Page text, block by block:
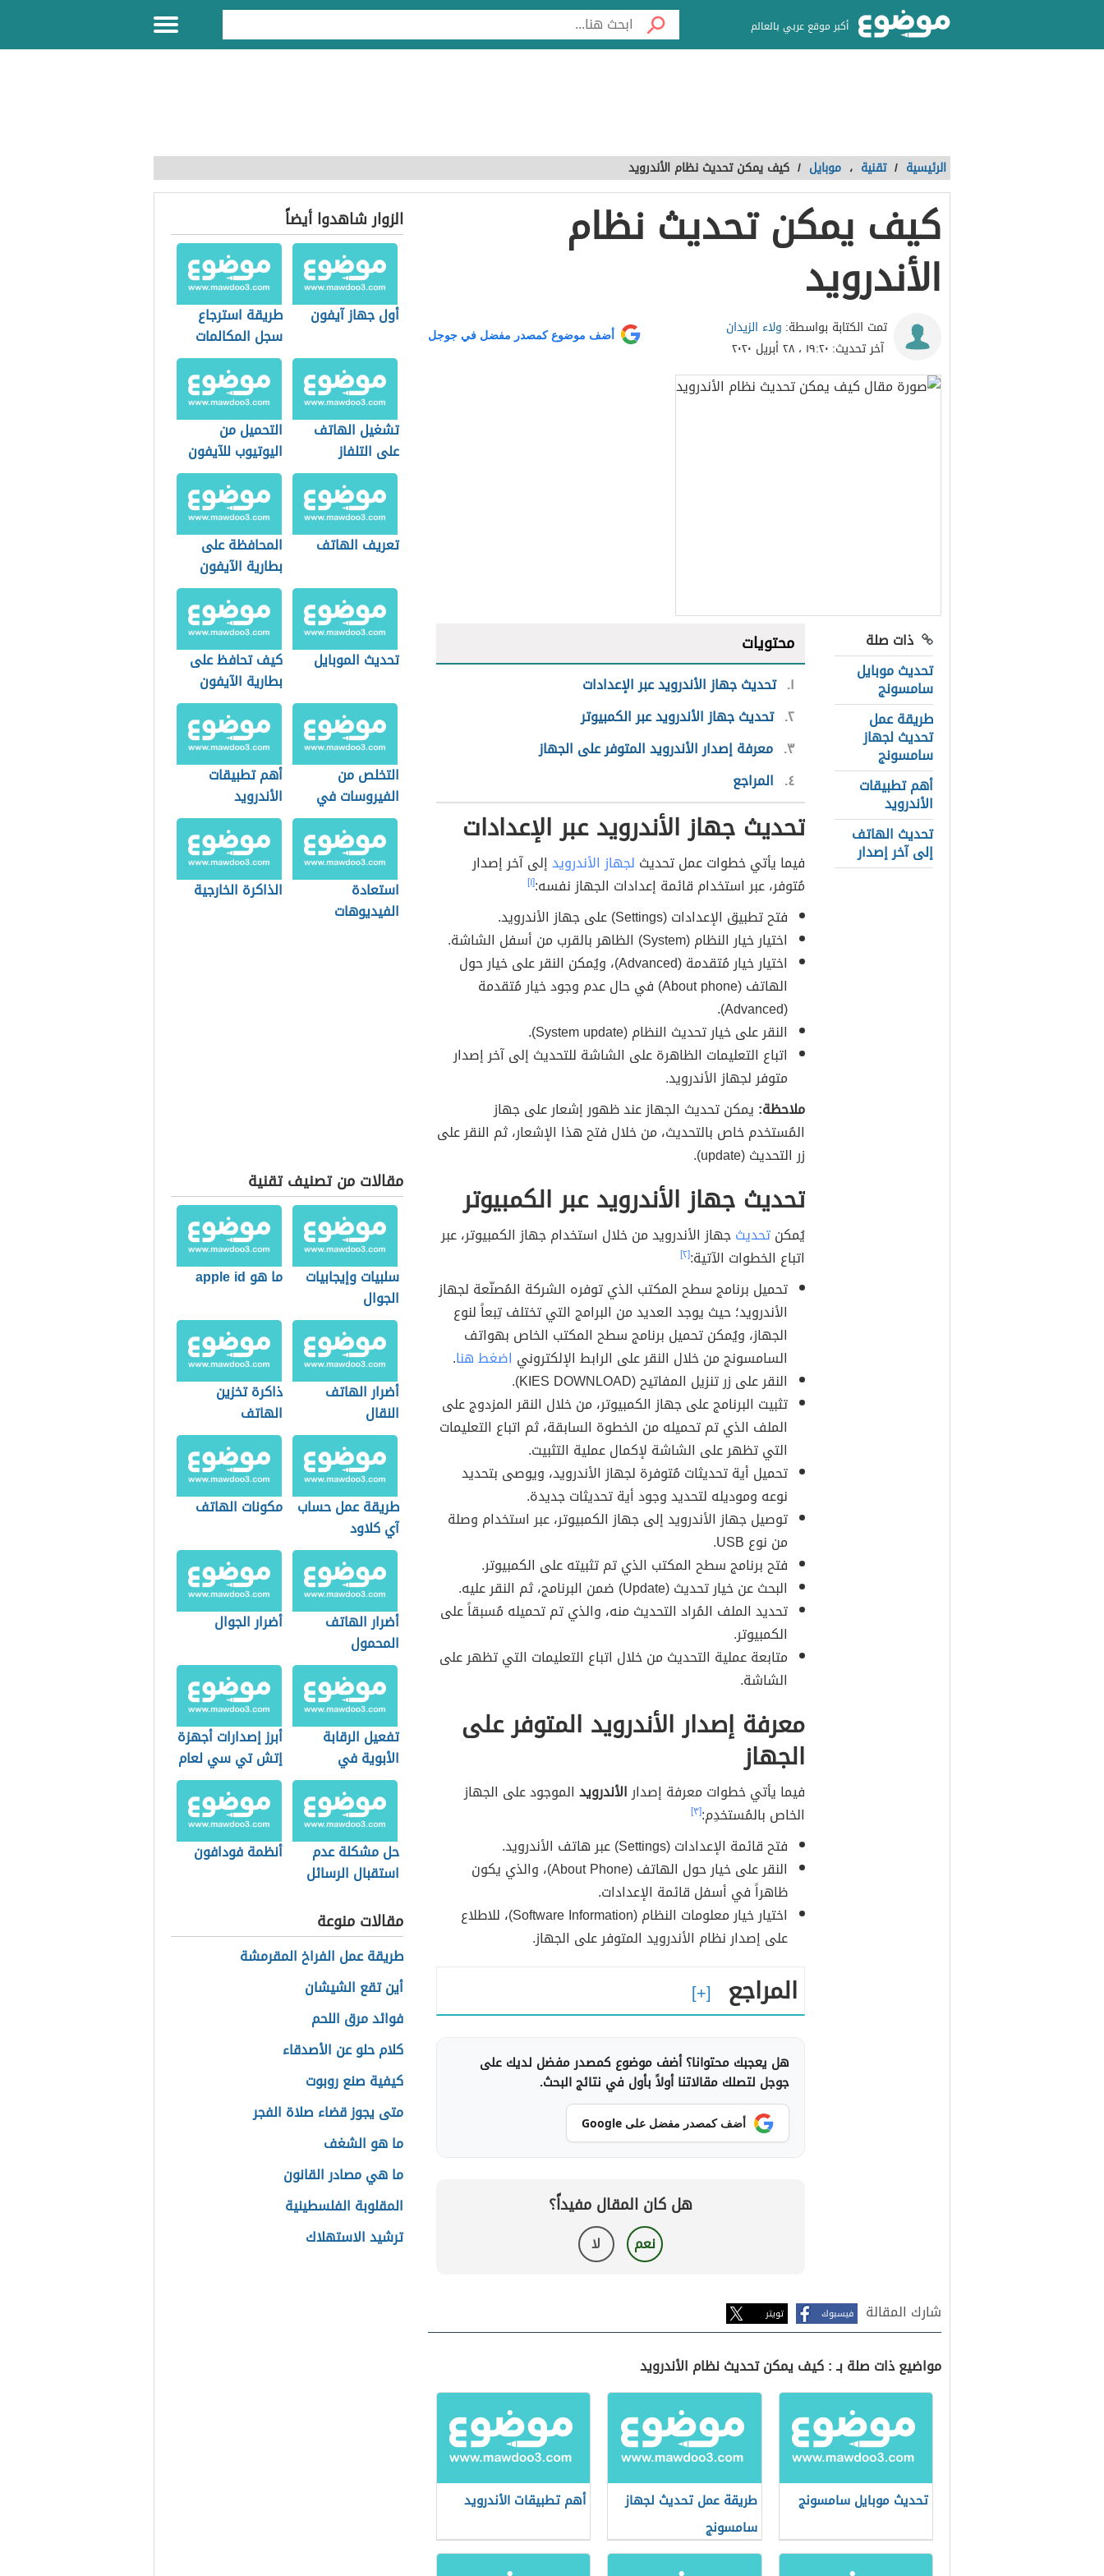
أكبر موقع عربي بالعالم
الرئيسية / تقنية ، موبايل / كيف يمكن تحديث نظام الأندرويد
كيف يمكن تحديث نظام
الأندرويد
تمت الكتابة بواسطة: ولاء الزيدان
آخر تحديث: ١٩:٢٠ ، ٢٨ أبريل ٢٠٢٠
أضف موضوع كمصدر مفضل في جوجل
ذات صلة
تحديث موبايل
سامسونج
طريقة عمل
تحديث لجهاز
سامسونج
أهم تطبيقات
الأندرويد
تحديث الهاتف
إلى آخر إصدار
محتويات
١ تحديث جهاز الأندرويد عبر الإعدادات
٢ تحديث جهاز الأندرويد عبر الكمبيوتر
٣ معرفة إصدار الأندرويد المتوفر على الجهاز
٤ المراجع
تحديث جهاز الأندرويد عبر الإعدادات
فيما يأتي خطوات عمل تحديث لجهاز الأندرويدإلى آخر إصدار
مُتوفر، عبر استخدام قائمة إعدادات الجهاز نفسه:[١]
فتح تطبيق الإعدادات (Settings) على جهاز الأندرويد.
اختيار خيار النظام (System) الظاهر بالقرب من أسفل الشاشة.
اختيار خيار مُتقدمة (Advanced)، ويُمكن النقر على خيار حول
الهاتف (About phone) في حال عدم وجود خيار مُتقدمة
(Advanced).
النقر على خيار تحديث النظام (System update).
اتباع التعليمات الظاهرة على الشاشة للتحديث إلى آخر إصدار
متوفر لجهاز الأندرويد.
ملاحظة: يمكن تحديث الجهاز عند ظهور إشعار على جهاز
المُستخدم خاص بالتحديث، من خلال فتح هذا الإشعار، ثم النقر على
زر التحديث (update).
تحديث جهاز الأندرويد عبر الكمبيوتر
يُمكنتحديثجهاز الأندرويد من خلال استخدام جهاز الكمبيوتر، عبر
اتباع الخطوات الآتية:[٢]
تحميل برنامج سطح المكتب الذي توفره الشركة المُصنّعة لجهاز
الأندرويد؛ حيث يوجد العديد من البرامج التي تختلف تِبعاً لنوع
الجهاز، ويُمكن تحميل برنامج سطح المكتب الخاص بهواتف
السامسونج من خلال النقر على الرابط الإلكتروني اضغط هنا.
النقر على زر تنزيل المفاتيح (KIES DOWNLOAD).
تثبيت البرنامج على جهاز الكمبيوتر، من خلال النقر المزدوج على
الملف الذي تم تحميله من الخطوة السابقة، ثم اتباع التعليمات
التي تظهر على الشاشة لإكمال عملية التثبيت.
تحميل أية تحديثات مُتوفرة لجهاز الأندرويد، ويوصى بتحديد
نوعه وموديله لتحديد وجود أية تحديثات جديدة.
توصيل جهاز الأندرويد إلى جهاز الكمبيوتر، عبر استخدام وصلة
من نوع USB.
فتح برنامج سطح المكتب الذي تم تثبيته على الكمبيوتر.
البحث عن خيار تحديث (Update) ضمن البرنامج، ثم النقر عليه.
تحديد الملف المُراد التحديث منه، والذي تم تحميله مُسبقاً على
الكمبيوتر.
متابعة عملية التحديث من خلال اتباع التعليمات التي تظهر على
الشاشة.
معرفة إصدار الأندرويد المتوفر على
الجهاز
فيما يأتي خطوات معرفة إصدارالأندرويد الموجود على الجهاز
الخاص بالمُستخدِم:[٣]
فتح قائمة الإعدادات (Settings) عبر هاتف الأندرويد.
النقر على خيار حول الهاتف (About Phone)، والذي يكون
ظاهراً في أسفل قائمة الإعدادات.
اختيار خيار معلومات النظام (Software Information)، للاطلاع
على إصدار نظام الأندرويد المتوفر على الجهاز.
المراجع
هل يعجبك محتوانا؟ أضف موضوع كمصدر مفضل لديك على
جوجل لتصلك مقالاتنا أولاً بأول في نتائج البحث.
أضف كمصدر مفضل على Google
هل كان المقال مفيداً؟
نعم لا
شارك المقالة فيسبوك تويتر
مواضيع ذات صلة بـ : كيف يمكن تحديث نظام الأندرويد
تحديث موبايل سامسونج
طريقة عمل تحديث لجهاز
سامسونج
أهم تطبيقات الأندرويد
الزوار شاهدوا أيضاً
أول جهاز آيفون
طريقة استرجاع
سجل المكالمات
المحذوفة بدون
برامج
تشغيل الهاتف
على التلفاز
التحميل من
اليوتيوب للآيفون
تعريف الهاتف
المحافظة على
بطارية الآيفون
تحديث الموبايل
كيف تحافظ على
بطارية الآيفون
التخلص من
الفيروسات في
الأندرويد
أهم تطبيقات
الأندرويد
استعادة
الفيديوهات
الذاكرة الخارجية
مقالات من تصنيف تقنية
سلبيات وإيجابيات
الجوال
ما هو apple id
أضرار الهاتف
النقال
ذاكرة تخزين
الهاتف
طريقة عمل حساب
آي كلاود
مكونات الهاتف
أضرار الهاتف
المحمول
أضرار الجوال
تفعيل الرقابة
الأبوية في
الآيفون
أبرز إصدارات أجهزة
إتش تي سي لعام
2021
حل مشكلة عدم
استقبال الرسائل
الأندرويد
أنظمة فودافون
مقالات منوعة
طريقة عمل الفراخ المقرمشة
أين تقع الشيشان
فوائد مرق اللحم
كلام حلو عن الأصدقاء
كيفية صنع روبوت
متى يجوز قضاء صلاة الفجر
ما هو الشغف
ما هي مصادر القانون
المقلوبة الفلسطينية
ترشيد الاستهلاك